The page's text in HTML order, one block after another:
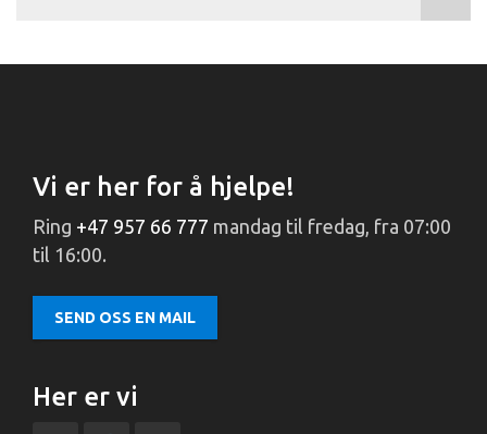
Vi er her for å hjelpe!
Ring +47 957 66 777 mandag til fredag, fra 07:00
til 16:00.
SEND OSS EN MAIL
Her er vi